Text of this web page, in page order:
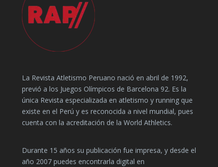
La Revista Atletismo Peruano nació en abril de 1992,
previó a los Juegos Olímpicos de Barcelona 92. Es la
única Revista especializada en atletismo y running que
existe en el Perú y es reconocida a nivel mundial, pues
cuenta con la acreditación de la World Athletics.
Durante 15 años su publicación fue impresa, y desde el
año 2007 puedes encontrarla digital en